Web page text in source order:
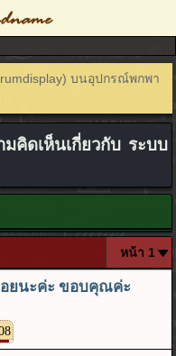
บนอุปกรณ์พกพา
คิดเห็นเกี่ยวกับ ระบบ
ยนะค่ะ ขอบคุณค่ะ